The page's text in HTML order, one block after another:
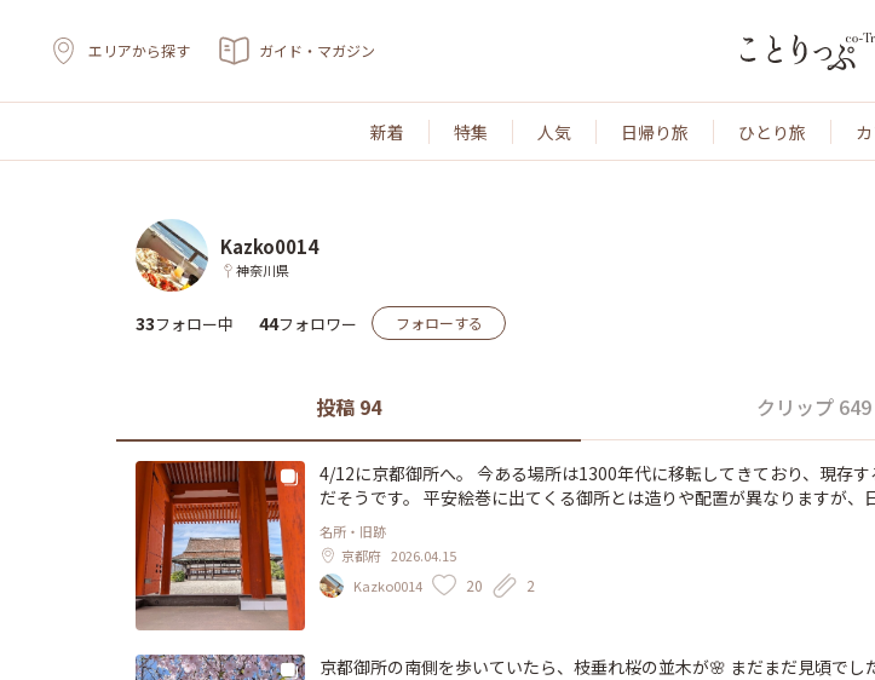
エリアから探す ガイド・マガジン
新着 特集 人気 日帰り旅 ひとり旅
Kazko0014
神奈川県
33フォロー中 44フォロワー フォローする
投稿 94 クリップ 649
4/12に京都御所へ。 今ある場所は1300年代に移転してきており、現存す
だそうです。 平安絵巻に出てくる御所とは造りや配置が異なりますが、
で感じることができました。 観覧は予約無しで無料(入り口で京都府警の
はあり)、タイミングが合えばスタッフさんによる解説を聞きながら周る
もまだまだ見頃でキレイでした🌸
名所・旧跡
京都府 2026.04.15
Kazko0014
20 2
京都御所の南側を歩いていたら、枝垂れ桜の並木が🌸 まだまだ見頃でし